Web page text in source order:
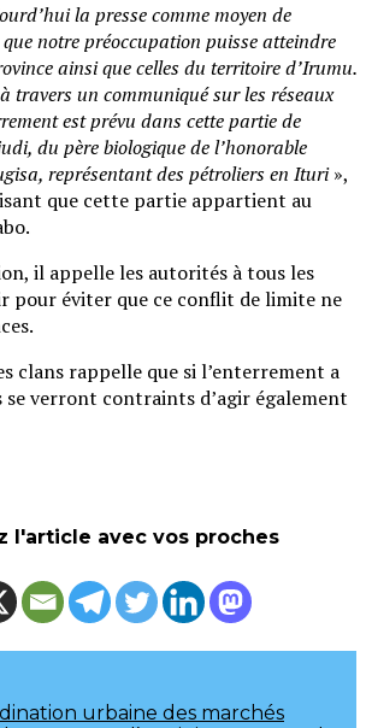
la presse comme moyen de
notre préoccupation puisse atteindre
ainsi que celles du territoire d’Irumu.
travers un communiqué sur les réseaux
est prévu dans cette partie de
du père biologique de l’honorable
représentant des pétroliers en Ituri»,
que cette partie appartient au
il appelle les autorités à tous les
pour éviter que ce conflit de limite ne
clans rappelle que si l’enterrement a
verront contraints d’agir également
l'article avec vos proches